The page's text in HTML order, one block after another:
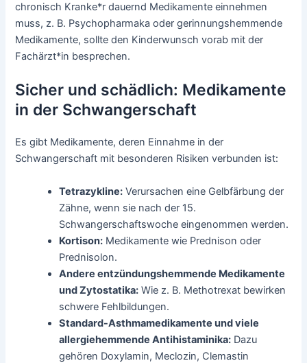
chronisch Kranke*r dauernd Medikamente einnehmen
muss, z. B. Psychopharmaka oder gerinnungshemmende
Medikamente, sollte den Kinderwunsch vorab mit der
Fachärzt*in besprechen.
Sicher und schädlich: Medikamente
in der Schwangerschaft
Es gibt Medikamente, deren Einnahme in der
Schwangerschaft mit besonderen Risiken verbunden ist:
Tetrazykline: Verursachen eine Gelbfärbung der
Zähne, wenn sie nach der 15.
Schwangerschaftswoche eingenommen werden.
Kortison: Medikamente wie Prednison oder
Prednisolon.
Andere entzündungshemmende Medikamente
und Zytostatika: Wie z. B. Methotrexat bewirken
schwere Fehlbildungen.
Standard-Asthmamedikamente und viele
allergiehemmende Antihistaminika: Dazu
gehören Doxylamin, Meclozin, Clemastin